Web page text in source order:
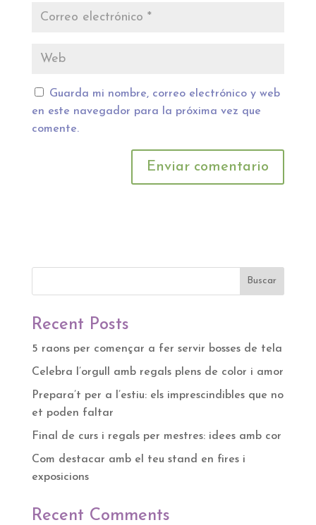
Guarda mi nombre, correo electrónico y web
en este navegador para la próxima vez que
comente.
Buscar
Recent Posts
5 raons per començar a fer servir bosses de tela
Celebra l’orgull amb regals plens de color i amor
Prepara’t per a l’estiu: els imprescindibles que no
et poden faltar
Final de curs i regals per mestres: idees amb cor
Com destacar amb el teu stand en fires i
exposicions
Recent Comments